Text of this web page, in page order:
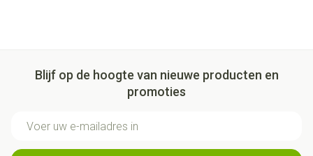
Blijf op de hoogte van nieuwe producten en
promoties